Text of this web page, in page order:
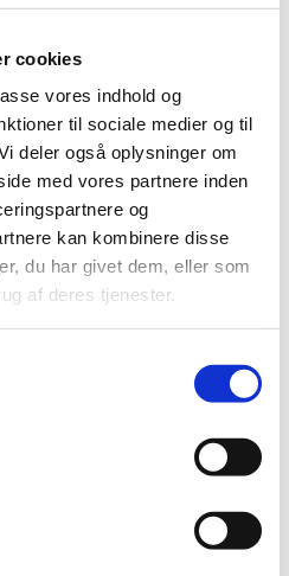
cookies
vores indhold og
til sociale medier og til
deler også oplysninger om
med vores partnere inden
og
kan kombinere disse
du har givet dem, eller som
af deres tjenester.